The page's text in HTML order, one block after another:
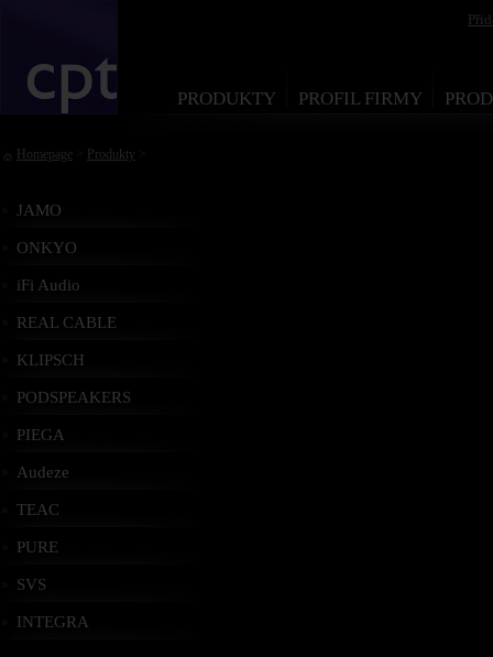
PRODUKTY PROFIL FIRMY
Homepage Produkty
JAMO
ONKYO
iFi Audio
REAL CABLE
KLIPSCH
PODSPEAKERS
PIEGA
Audeze
TEAC
PURE
SVS
INTEGRA